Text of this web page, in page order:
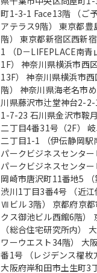
町1-3-1 Face13階 （ご
アテラス9階） 東京都
階） 東京都新宿区西新
1 （D－LIFEPLACE南
1F） 神奈川県横浜市西
13F） 神奈川県横浜市
階） 神奈川県海老名市
川県藤沢市辻堂神台2-
1-7-23 石川県金沢市鞍
二丁目4番31号（2F）
二丁目1-1 （伊伝静岡
パークビジネスセンタ
パークビジネスセンタ
岡崎市唐沢町11番地5
渋川1丁目3番4号 （近
Ⅶビル 3階） 京都府京都
クス御池ビル西館6階）
（総合住宅研究所内）
ワーウエスト34階） 大
番1号 （レジデンス櫂
大阪府岸和田市土生町3